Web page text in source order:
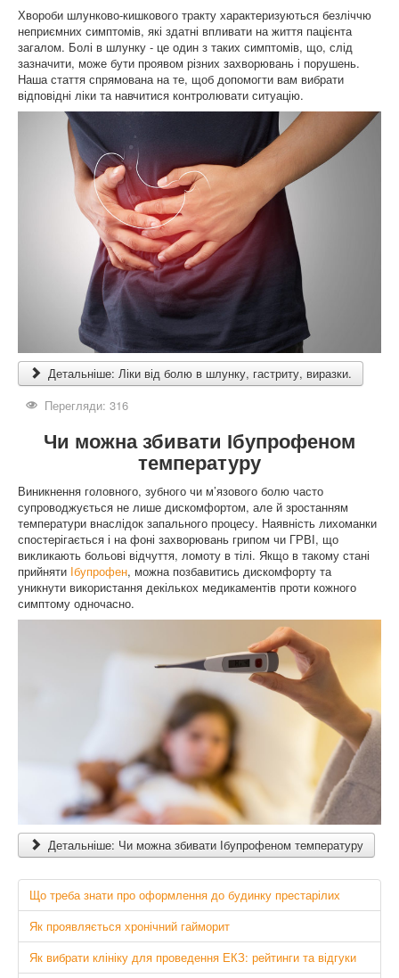
Хвороби шлунково-кишкового тракту характеризуються безліччю
неприємних симптомів, які здатні впливати на життя пацієнта
загалом. Болі в шлунку - це один з таких симптомів, що, слід
зазначити, може бути проявом різних захворювань і порушень.
Наша стаття спрямована на те, щоб допомогти вам вибрати
відповідні ліки та навчитися контролювати ситуацію.
Детальніше: Ліки від болю в шлунку, гастриту, виразки.
Перегляди: 316
Чи можна збивати Ібупрофеном
температуру
Виникнення головного, зубного чи м’язового болю часто
супроводжується не лише дискомфортом, але й зростанням
температури внаслідок запального процесу. Наявність лихоманки
спостерігається і на фоні захворювань грипом чи ГРВІ, що
викликають больові відчуття, ломоту в тілі. Якщо в такому стані
прийняти Ібупрофен, можна позбавитись дискомфорту та
уникнути використання декількох медикаментів проти кожного
симптому одночасно.
Детальніше: Чи можна збивати Ібупрофеном температуру
Що треба знати про оформлення до будинку престарілих
Як проявляється хронічний гайморит
Як вибрати клініку для проведення ЕКЗ: рейтинги та відгуки